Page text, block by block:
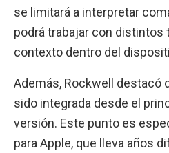
se limitará a interpretar
podrá trabajar con
contexto dentro del
Además, Rockwell destacó
sido integrada desde el
versión. Este punto es
para Apple, que lleva años